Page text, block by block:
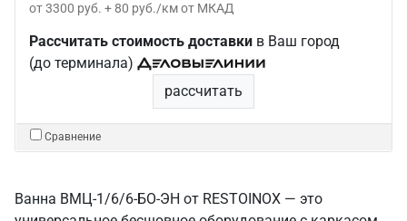
от 3300 руб. + 80 руб./км от МКАД
Рассчитать стоимость доставки в Ваш город
(до терминала)
рассчитать
Сравнение
Ванна ВМЦ-1/6/6-БО-ЭН от RESTOINOX — это